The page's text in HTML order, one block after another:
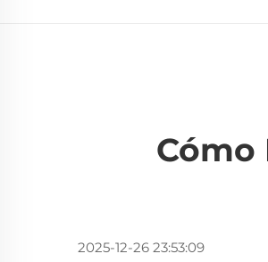
Cómo
2025-12-26 23:53:09